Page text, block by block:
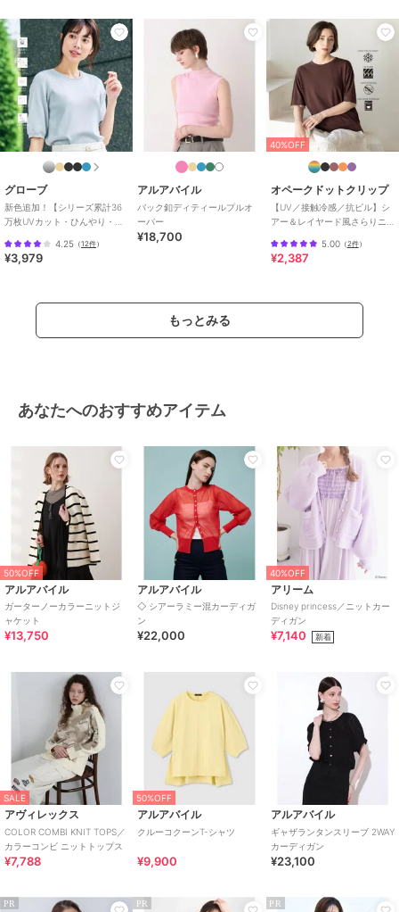
グローブ
新色追加！【シリーズ累計36
万枚UVカット・ひんやり・洗
チ 五分袖ニット
4.25 （12件）
¥3,979
アルアバイル
バック釦ディティールプルオ
ーバー
¥18,700
40%OFF
オペークドットクリップ
【UV／接触冷感／抗ピル】シ
アー＆レイヤード風さらりニ
5.00（2件）
¥2,387
もっとみる
あなたへのおすすめアイテム
50%OFF
アルアバイル
ガーターノーカラーニットジ
ャケット
¥13,750
アルアバイル
◇ シアーラミー混カーディガ
ン
¥22,000
40%OFF
アリーム
Disney princess／ニットカー
ディガン
¥7,140 新着
SALE
アヴィレックス
COLOR COMBI KNIT TOPS／
カラーコンビ ニットトップス
¥7,788
50%OFF
アルアバイル
クルーコクーンT-シャツ
¥9,900
アルアバイル
ギャザランタンスリーブ 2WAY
カーディガン
¥23,100
PR PR PR